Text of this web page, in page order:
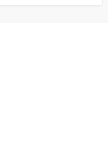
без спроса:
похитил у
на
дома на
и рухнуло